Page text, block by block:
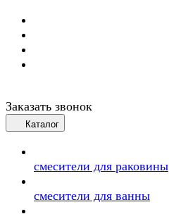
Заказать звонок
Каталог
смесители для раковины
смесители для ванны